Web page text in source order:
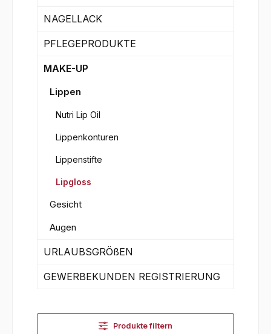
NAGELLACK
PFLEGEPRODUKTE
MAKE-UP
Lippen
Nutri Lip Oil
Lippenkonturen
Lippenstifte
Lipgloss
Gesicht
Augen
URLAUBSGRÖßEN
GEWERBEKUNDEN REGISTRIERUNG
Produkte filtern